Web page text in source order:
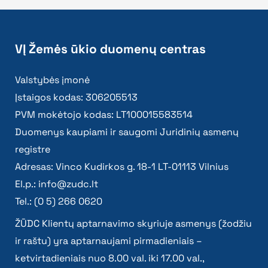
VĮ Žemės ūkio duomenų centras
Valstybės įmonė
Įstaigos kodas: 306205513
PVM mokėtojo kodas: LT100015583514
Duomenys kaupiami ir saugomi Juridinių asmenų
registre
Adresas: Vinco Kudirkos g. 18-1 LT-01113 Vilnius
El.p.: info@zudc.lt
Tel.: (0 5) 266 0620
ŽŪDC Klientų aptarnavimo skyriuje asmenys (žodžiu
ir raštu) yra aptarnaujami pirmadieniais –
ketvirtadieniais nuo 8.00 val. iki 17.00 val.,